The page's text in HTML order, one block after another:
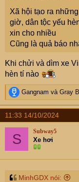
Xã hội tạo ra
giờ, dân tộc yếu
xin cho nhiều
Cũng là quả báo
Khi chửi và dìm xe
hèn tí nào
R
e
a
c
t
n
s
Gangnam và Gray
11:33 14/10/2024
S Subway5
Xe hơi
MinhGDX nói: